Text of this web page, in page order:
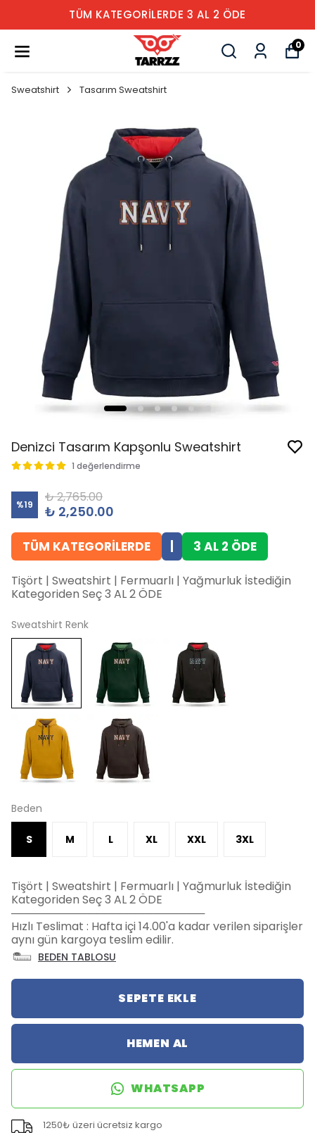
TÜM KATEGORİLERDE 3 AL 2 ÖDE
0
Sweatshirt Tasarım Sweatshirt
Denizci Tasarım Kapşonlu Sweatshirt
1 değerlendirme
%19 ₺ 2,765.00
₺ 2,250.00
TÜM KATEGORİLERDE 3 AL 2 ÖDE
Tişört | Sweatshirt | Fermuarlı | Yağmurluk İstediğin
Kategoriden Seç 3 AL 2 ÖDE
Sweatshirt Renk
Beden
S M L XL XXL 3XL
Tişört | Sweatshirt | Fermuarlı | Yağmurluk İstediğin
Kategoriden Seç 3 AL 2 ÖDE
─────────────────────────
Hızlı Teslimat : Hafta içi 14.00'a kadar verilen siparişler
aynı gün kargoya teslim edilir.
BEDEN TABLOSU
SEPETE EKLE
HEMEN AL
WHATSAPP
1250₺ üzeri ücretsiz kargo